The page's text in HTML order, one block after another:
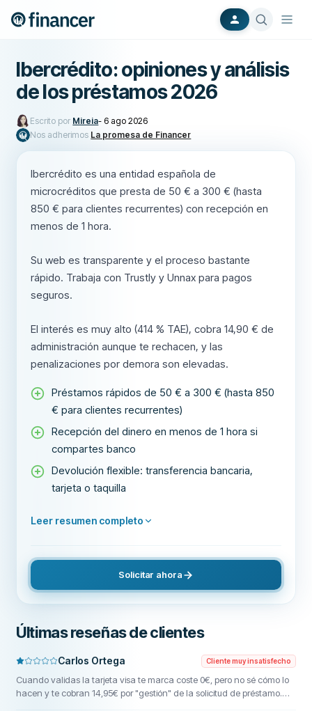
Ibercrédito: opiniones y análisis
de los préstamos 2026
Escrito por Mireia- 6 ago 2026
Nos adherimos La promesa de Financer
Ibercrédito es una entidad española de
microcréditos que presta de 50 € a 300 € (hasta
850 € para clientes recurrentes) con recepción en
menos de 1 hora.
Su web es transparente y el proceso bastante
rápido. Trabaja con Trustly y Unnax para pagos
seguros.
El interés es muy alto (414 % TAE), cobra 14,90 € de
administración aunque te rechacen, y las
penalizaciones por demora son elevadas.
Préstamos rápidos de 50 € a 300 € (hasta 850
€ para clientes recurrentes)
Recepción del dinero en menos de 1 hora si
compartes banco
Devolución flexible: transferencia bancaria,
tarjeta o taquilla
Leer resumen completo
Solicitar ahora
Últimas reseñas de clientes
Carlos Ortega Cliente muy insatisfecho
Cuando validas la tarjeta visa te marca coste 0€, pero no sé cómo lo
hacen y te cobran 14,95€ por "gestión" de la solicitud de préstamo.